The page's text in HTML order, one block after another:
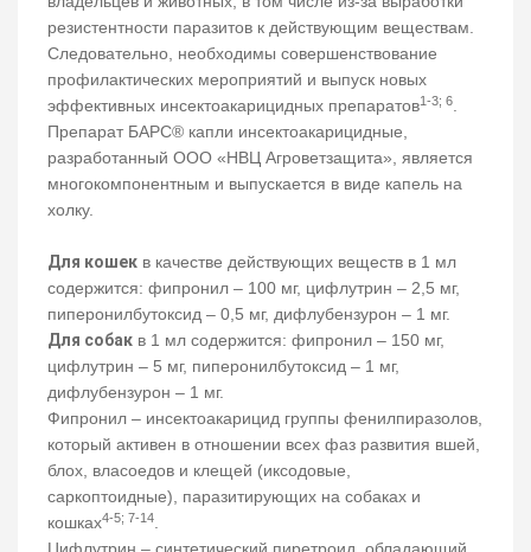
резистентности паразитов к действующим веществам.
Следовательно, необходимы совершенствование
профилактических мероприятий и выпуск новых
эффективных инсектоакарицидных препаратов1-3; 6.
Препарат БАРС® капли инсектоакарицидные,
разработанный ООО «НВЦ Агроветзащита», является
многокомпонентным и выпускается в виде капель на
холку.
Для кошек в качестве действующих веществ в 1 мл
содержится: фипронил – 100 мг, цифлутрин – 2,5 мг,
пиперонилбутоксид – 0,5 мг, дифлубензурон – 1 мг.
Для собак в 1 мл содержится: фипронил – 150 мг,
цифлутрин – 5 мг, пиперонилбутоксид – 1 мг,
дифлубензурон – 1 мг.
Фипронил – инсектоакарицид группы фенилпиразолов,
который активен в отношении всех фаз развития вшей,
блох, власоедов и клещей (иксодовые,
саркоптоидные), паразитирующих на собаках и
кошках4-5; 7-14.